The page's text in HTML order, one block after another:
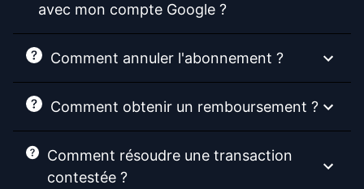
avec mon compte Google ?
Comment annuler l'abonnement ?
Comment obtenir un remboursement ?
Comment résoudre une transaction
contestée ?